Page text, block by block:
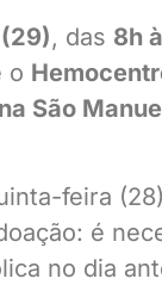
, das 8h
o
São
feira
é
no dia